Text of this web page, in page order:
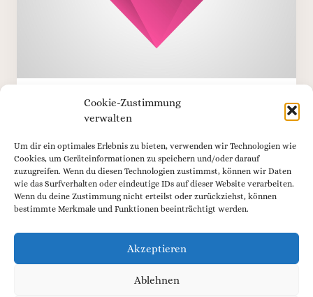
Cookie-Zustimmung
verwalten
Um dir ein optimales Erlebnis zu bieten, verwenden wir Technologien wie
Cookies, um Geräteinformationen zu speichern und/oder darauf
zuzugreifen. Wenn du diesen Technologien zustimmst, können wir Daten
wie das Surfverhalten oder eindeutige IDs auf dieser Website verarbeiten.
Wenn du deine Zustimmung nicht erteilst oder zurückziehst, können
bestimmte Merkmale und Funktionen beeinträchtigt werden.
Akzeptieren
Ablehnen
WE IN TOUCH
Have any
questions?
Leverage agile frameworks to provide a